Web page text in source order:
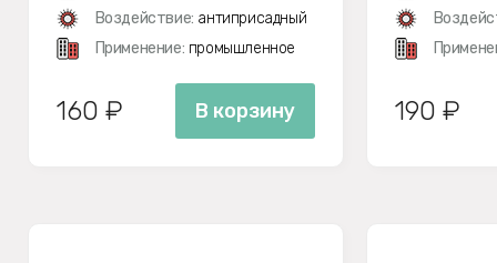
Воздействие: антиприсадный
Применение: промышленное
160 ₽ В корзину 190 ₽